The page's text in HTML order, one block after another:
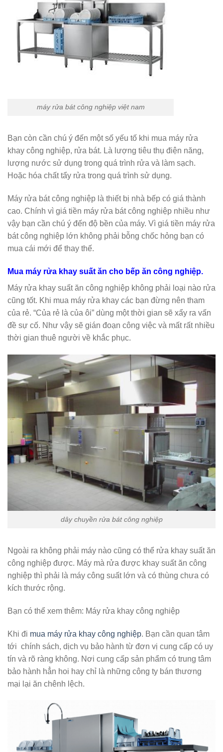
máy rửa bát công nghiệp việt nam
Bạn còn cần chú ý đến một số yếu tố khi mua máy rửa
khay công nghiệp, rửa bát. Là lượng tiêu thụ điện năng,
lượng nước sử dụng trong quá trình rửa và làm sạch.
Hoặc hóa chất tẩy rửa trong quá trình sử dụng.
Máy rửa bát công nghiệp là thiết bị nhà bếp có giá thành
cao. Chính vì giá tiền máy rửa bát công nghiệp nhiều như
vậy bạn cần chú ý đến độ bền của máy. Vì giá tiền máy rửa
bát công nghiệp lớn không phải bỗng chốc hỏng bạn có
mua cái mới để thay thế.
Mua máy rửa khay suất ăn cho bếp ăn công nghiệp.
Máy rửa khay suất ăn công nghiệp không phải loại nào rửa
cũng tốt. Khi mua máy rửa khay các bạn đừng nên tham
của rẻ. “Của rẻ là của ôi” dùng một thời gian sẽ xẩy ra vấn
đề sự cố. Như vậy sẽ gián đoạn công việc và mất rất nhiều
thời gian thuê người về khắc phục.
dây chuyền rửa bát công nghiệp
Ngoài ra không phải máy nào cũng có thể rửa khay suất ăn
công nghiệp được. Máy mà rửa được khay suất ăn công
nghiệp thì phải là máy công suất lớn và có thùng chưa có
kích thước rộng.
Bạn có thể xem thêm: Máy rửa khay công nghiệp
Khi đi mua máy rửa khay công nghiệp. Bạn cần quan tâm
tới chính sách, dịch vụ bảo hành từ đơn vị cung cấp có uy
tín và rõ ràng không. Nơi cung cấp sản phẩm có trung tâm
bảo hành hẳn hoi hay chỉ là những công ty bán thương
mại lại ăn chênh lệch.